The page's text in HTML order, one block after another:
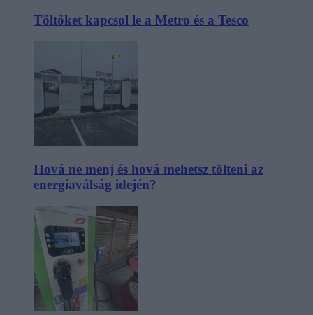
Töltőket kapcsol le a Metro és a Tesco
Hová ne menj és hová mehetsz tölteni az
energiaválság idején?